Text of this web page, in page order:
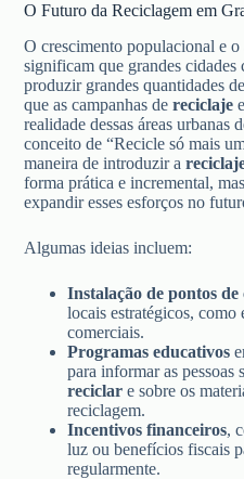
O Futuro da Reciclagem em
O crescimento populacional e
significam que grandes
produzir grandes quantidades
que as campanhas dereciclaje
realidade dessas áreas urbanas
conceito de “Recicle só mais
maneira de introduzir a
forma prática e incremental,
expandir esses esforços no
Algumas ideias incluem:
Instalação de pontos
locais estratégicos, como
comerciais.
Programas educativos
para informar as pessoas
reciclar e sobre os
reciclagem.
Incentivos financeiros,
luz ou benefícios fiscais
regularmente.